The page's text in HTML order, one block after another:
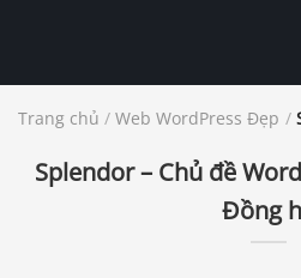
Trang chủ / Web WordPress Đẹp /
Splendor – Chủ đề
Đồng